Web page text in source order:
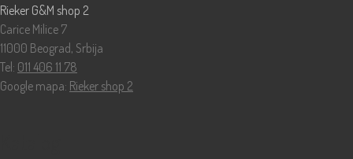
Rieker G&M shop 2
Carice Milice 7
11000 Beograd, Srbija
Tel: 011 406 11 78
Google mapa: Rieker shop 2